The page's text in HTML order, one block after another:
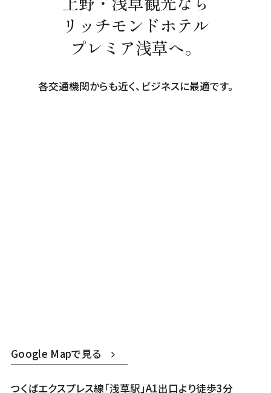
リッチモンドホテル
プレミア浅草へ。
各交通機関からも近く、ビジネスに最適です。
つくばエクスプレス線「浅草駅」A1出口より徒歩3分
Google Mapで見る